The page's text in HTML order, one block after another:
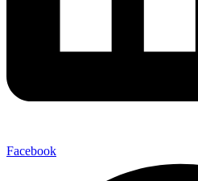
Facebook